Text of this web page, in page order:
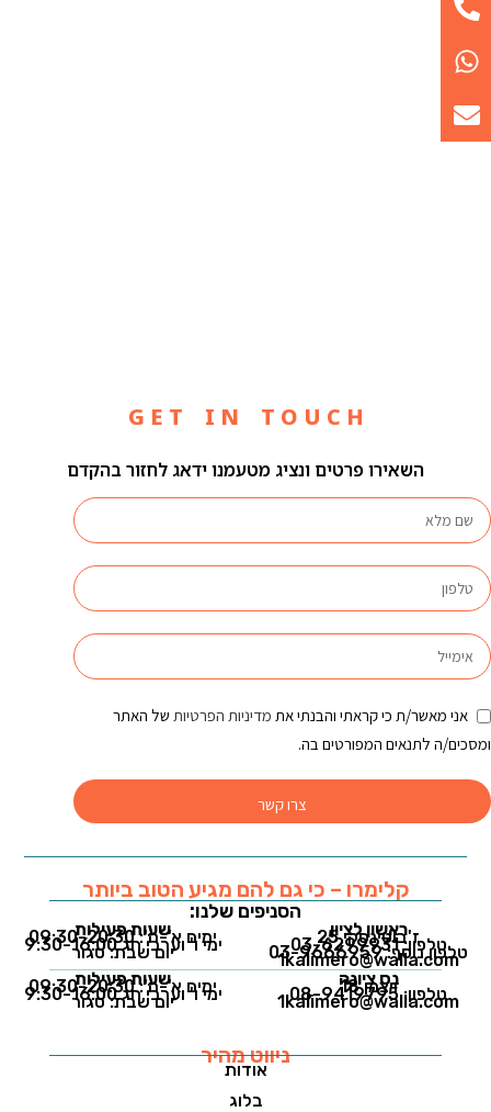
G E T I N T O U C H
השאירו פרטים ונציג מטעמנו ידאג לחזור בהקדם
אני מאשר/ת כי קראתי והבנתי את מדיניות הפרטיות של האתר
ומסכים/ה לתנאים המפורטים בה.
צרו קשר
קלימרו – כי גם להם מגיע הטוב ביותר
הסניפים שלנו:
ראשון לציון
ז'בוטינסקי 25טלפון: 03-6299931
טלפון נוסף: 03-9666959
1kalimero@walla.com
שעות פעילותימים א'-ה': 09:30-20:30
ימי ו' וערבי חג 9:30-16:00
יום שבת: סגור
נס ציונה
ויצמן 18טלפון: 08-9419795
1kalimero@walla.com
שעות פעילותימים א'-ה': 09:30-20:30
ימי ו' וערבי חג 9:30-16:00
יום שבת: סגור
ניווט מהיר
אודות
בלוג